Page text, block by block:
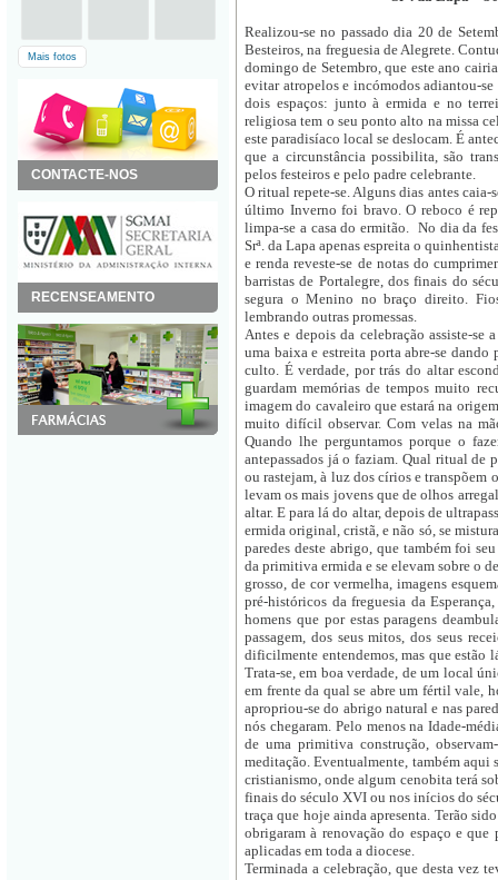
Mais fotos
CONTACTE-NOS
RECENSEAMENTO
Realizou-se no passado dia 20 de
Besteiros, na freguesia de Alegrete.
domingo de Setembro, que este ano
evitar atropelos e incómodos adiantou-
dois espaços: junto à ermida e no
religiosa tem o seu ponto alto na missa
este paradisíaco local se deslocam. É
que a circunstância possibilita, são
pelos festeiros e pelo padre celebrante.
O ritual repete-se. Alguns dias antes
último Inverno foi bravo. O reboco é
limpa-se a casa do ermitão. No dia da
Srª. da Lapa apenas espreita o
e renda reveste-se de notas do
barristas de Portalegre, dos finais do
segura o Menino no braço direito.
lembrando outras promessas.
Antes e depois da celebração assiste-
uma baixa e estreita porta abre-se
culto. É verdade, por trás do altar
guardam memórias de tempos muito
imagem do cavaleiro que estará na
muito difícil observar. Com velas na
Quando lhe perguntamos porque o
antepassados já o faziam. Qual ritual de
ou rastejam, à luz dos círios e transpõem
levam os mais jovens que de olhos
altar. E para lá do altar, depois de
ermida original, cristã, e não só, se
paredes deste abrigo, que também foi
da primitiva ermida e se elevam sobre o
grosso, de cor vermelha, imagens
pré-históricos da freguesia da
homens que por estas paragens
passagem, dos seus mitos, dos seus
dificilmente entendemos, mas que estão
Trata-se, em boa verdade, de um local
em frente da qual se abre um fértil vale,
apropriou-se do abrigo natural e nas
nós chegaram. Pelo menos na Idade-
de uma primitiva construção,
meditação. Eventualmente, também aqui
cristianismo, onde algum cenobita terá
finais do século XVI ou nos inícios do
traça que hoje ainda apresenta. Terão
obrigaram à renovação do espaço e
aplicadas em toda a diocese.
Terminada a celebração, que desta vez